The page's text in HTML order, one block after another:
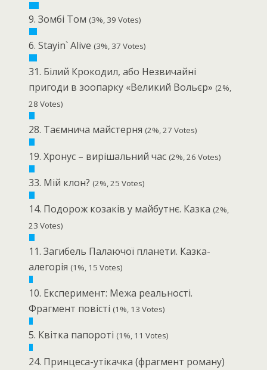
9. Зомбі Том (3%, 39 Votes)
6. Stayin` Alive (3%, 37 Votes)
31. Білий Крокодил, або Незвичайні
пригоди в зоопарку «Великий Вольєр» (2%,
28 Votes)
28. Таємнича майстерня (2%, 27 Votes)
19. Хронус – вирішальний час (2%, 26 Votes)
33. Мій клон? (2%, 25 Votes)
14. Подорож козаків у майбутнє. Казка (2%,
23 Votes)
11. Загибель Палаючої планети. Казка-
алегорія (1%, 15 Votes)
10. Експеримент: Межа реальності.
Фрагмент повісті (1%, 13 Votes)
5. Квітка папороті (1%, 11 Votes)
24. Принцеса-утікачка (фрагмент роману)